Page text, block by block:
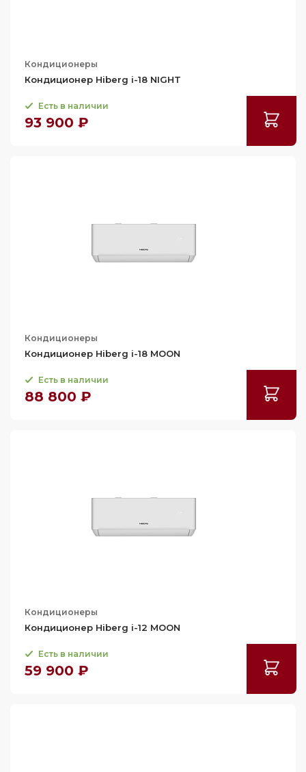
Кондиционеры
Кондиционер Hiberg i-18 NIGHT
Есть в наличии
93 900 ₽
Кондиционеры
Кондиционер Hiberg i-18 MOON
Есть в наличии
88 800 ₽
Кондиционеры
Кондиционер Hiberg i-12 MOON
Есть в наличии
59 900 ₽